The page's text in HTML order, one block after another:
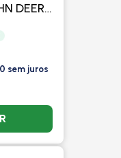
DEERE
sem juros